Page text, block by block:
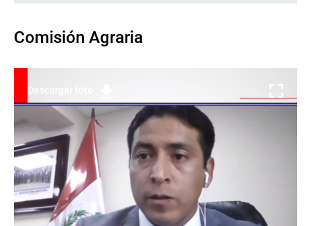
Comisión Agraria
Descargar foto